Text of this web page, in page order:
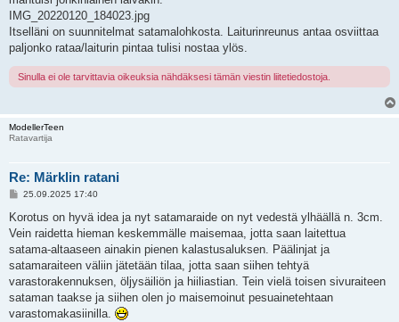
IMG_20220120_184023.jpg
Itselläni on suunnitelmat satamalohkosta. Laiturinreunus antaa osviittaa
paljonko rataa/laiturin pintaa tulisi nostaa ylös.
Sinulla ei ole tarvittavia oikeuksia nähdäksesi tämän viestin liitetiedostoja.
ModellerTeen
Ratavartija
Re: Märklin ratani
V
e
t
i
25.09.2025 17:40
Korotus on hyvä idea ja nyt satamaraide on nyt vedestä ylhäällä n. 3cm.
Vein raidetta hieman keskemmälle maisemaa, jotta saan laitettua
satama-altaaseen ainakin pienen kalastusaluksen. Päälinjat ja
satamaraiteen väliin jätetään tilaa, jotta saan siihen tehtyä
varastorakennuksen, öljysäiliön ja hiiliastian. Tein vielä toisen sivuraiteen
sataman taakse ja siihen olen jo maisemoinut pesuainetehtaan
varastomakasiinilla.